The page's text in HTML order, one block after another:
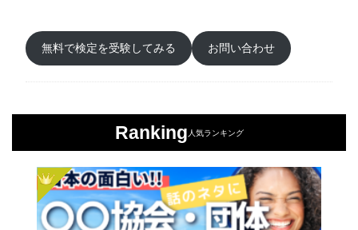
無料で検定を受験してみる お問い合わせ
Ranking 人気ランキング